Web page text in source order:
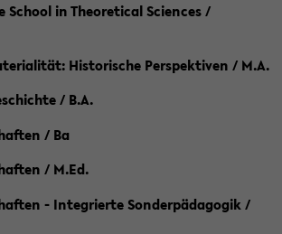
School in Theoretical Sciences /
Historische Perspektiven / M.A.
/ B.A.
/ Ba
/ M.Ed.
- Integrierte Sonderpädagogik /